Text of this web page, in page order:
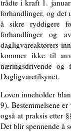
trådte i kraft 1.
forhandlinger, og det
å sikre ryddigere
forhandlinger og
dagligvareaktørers
kommer ikke til
næringsdrivende og
Dagligvaretilsynet.
Loven inneholder
9). Bestemmelsene
også at praksis etter
Det blir spennende å